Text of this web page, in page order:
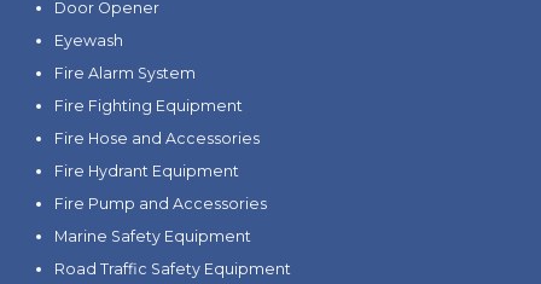
Door Opener
Eyewash
Fire Alarm System
Fire Fighting Equipment
Fire Hose and Accessories
Fire Hydrant Equipment
Fire Pump and Accessories
Marine Safety Equipment
Road Traffic Safety Equipment